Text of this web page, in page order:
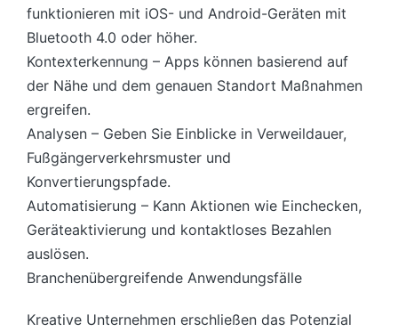
funktionieren mit iOS- und Android-Geräten mit
Bluetooth 4.0 oder höher.
Kontexterkennung – Apps können basierend auf
der Nähe und dem genauen Standort Maßnahmen
ergreifen.
Analysen – Geben Sie Einblicke in Verweildauer,
Fußgängerverkehrsmuster und
Konvertierungspfade.
Automatisierung – Kann Aktionen wie Einchecken,
Geräteaktivierung und kontaktloses Bezahlen
auslösen.
Branchenübergreifende Anwendungsfälle
Kreative Unternehmen erschließen das Potenzial